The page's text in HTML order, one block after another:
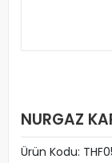
NURGAZ
Ürün Kodu: